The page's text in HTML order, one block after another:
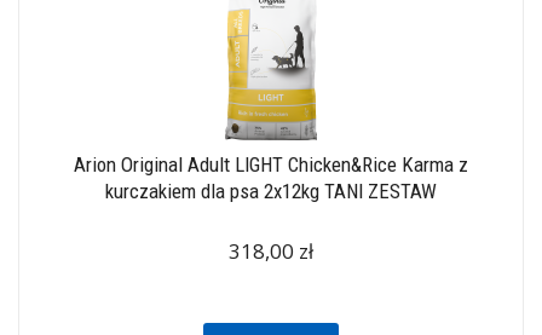
Arion Original Adult LIGHT Chicken&Rice Karma z
kurczakiem dla psa 2x12kg TANI ZESTAW
318,00 zł